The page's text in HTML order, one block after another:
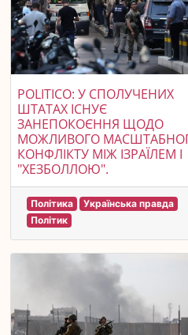
POLITICO: У СПОЛУЧЕНИХ
ШТАТАХ ІСНУЄ
ЗАНЕПОКОЄННЯ ЩОДО
МОЖЛИВОГО
КОНФЛІКТУ МІЖ ІЗРАЇЛЕМ І
"ХЕЗБОЛЛОЮ".
Політика
Українська правда
Політик